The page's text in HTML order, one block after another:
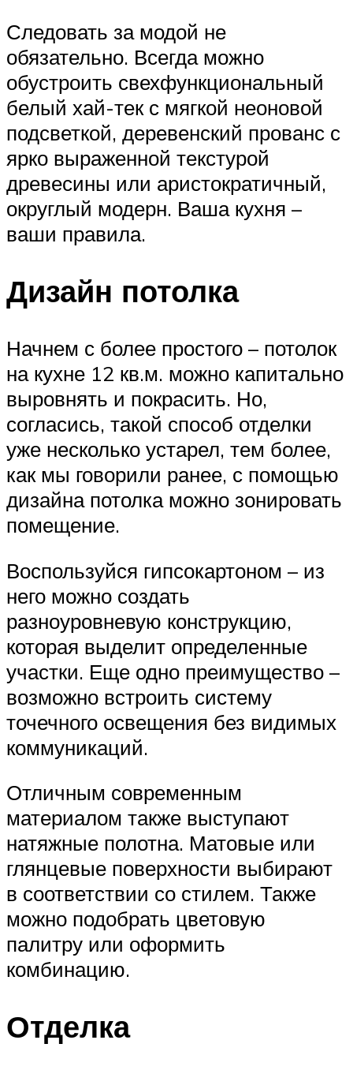
Следовать за модой не
обязательно. Всегда можно
обустроить свехфункциональный
белый хай-тек с мягкой неоновой
подсветкой, деревенский прованс с
ярко выраженной текстурой
древесины или аристократичный,
округлый модерн. Ваша кухня –
ваши правила.
Дизайн потолка
Начнем с более простого – потолок
на кухне 12 кв.м. можно капитально
выровнять и покрасить. Но,
согласись, такой способ отделки
уже несколько устарел, тем более,
как мы говорили ранее, с помощью
дизайна потолка можно зонировать
помещение.
Воспользуйся гипсокартоном – из
него можно создать
разноуровневую конструкцию,
которая выделит определенные
участки. Еще одно преимущество –
возможно встроить систему
точечного освещения без видимых
коммуникаций.
Отличным современным
материалом также выступают
натяжные полотна. Матовые или
глянцевые поверхности выбирают
в соответствии со стилем. Также
можно подобрать цветовую
палитру или оформить
комбинацию.
Отделка